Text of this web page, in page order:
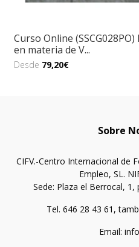
Curso Online
en materia de V...
Desde 79,20€
Sobre
CIFV.-Centro Internacional de
Empleo, SL.
Sede: Plaza el Berrocal, 1,
Tel. 646 28 43 61,
Email: